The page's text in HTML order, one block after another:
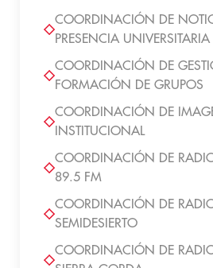
COORDINACIÓN DE
PRESENCIA UNIVERSITARIA
COORDINACIÓN DE
FORMACIÓN DE GRUPOS
COORDINACIÓN DE
INSTITUCIONAL
COORDINACIÓN DE
89.5 FM
COORDINACIÓN DE
SEMIDESIERTO
COORDINACIÓN DE